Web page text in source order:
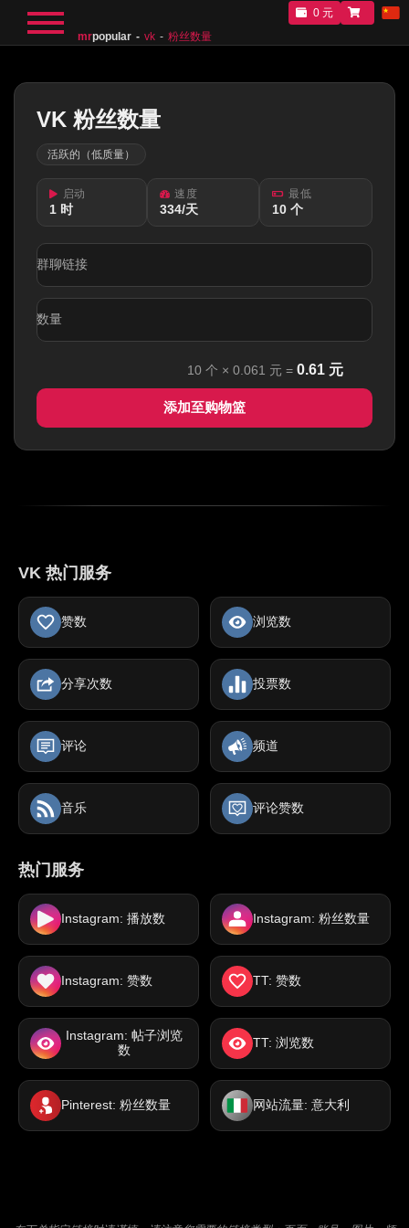
mrpopular vk 粉丝数量
0 元
VK 粉丝数量
活跃的（低质量）
启动
1 时
速度
334/天
最低
10 个
群聊链接
数量
10 个 × 0.061 元 = 0.61 元
添加至购物篮
VK 热门服务
赞数 浏览数
分享次数 投票数
评论 频道
音乐 评论赞数
热门服务
Instagram: 播放数 Instagram: 粉丝数量
Instagram: 赞数 TT: 赞数
Instagram: 帖子浏览
数
TT: 浏览数
Pinterest: 粉丝数量 网站流量: 意大利